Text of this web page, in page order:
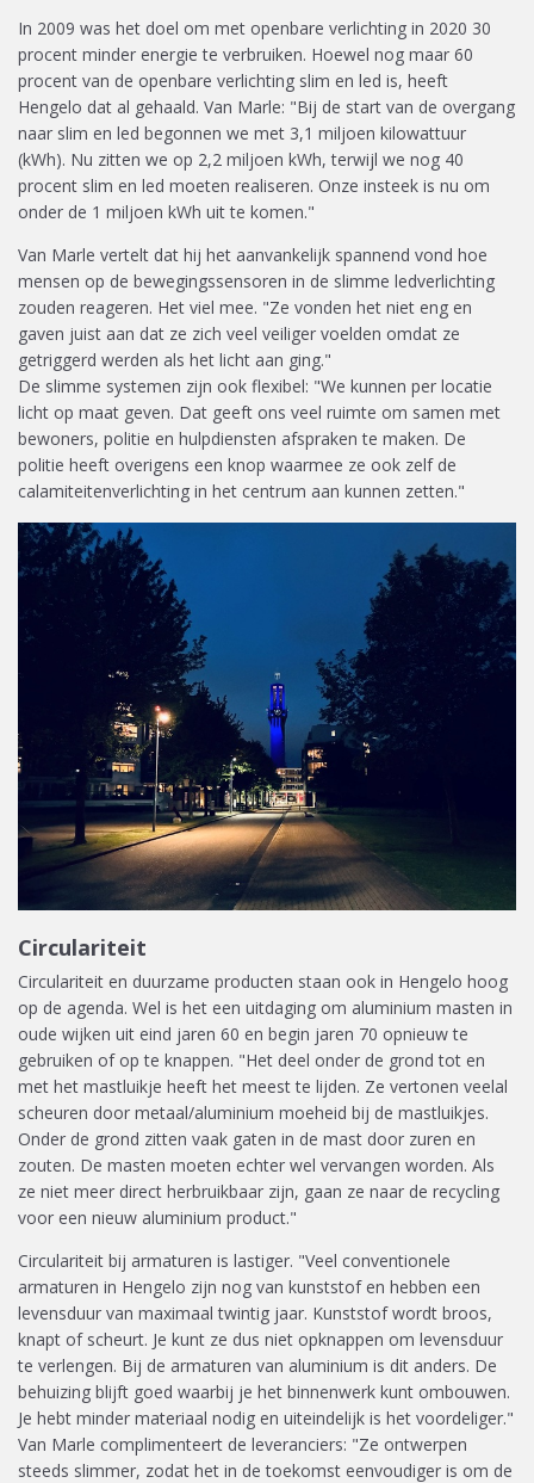
In 2009 was het doel om met openbare verlichting in 2020 30
procent minder energie te verbruiken. Hoewel nog maar 60
procent van de openbare verlichting slim en led is, heeft
Hengelo dat al gehaald. Van Marle: "Bij de start van de overgang
naar slim en led begonnen we met 3,1 miljoen kilowattuur
(kWh). Nu zitten we op 2,2 miljoen kWh, terwijl we nog 40
procent slim en led moeten realiseren. Onze insteek is nu om
onder de 1 miljoen kWh uit te komen."
Van Marle vertelt dat hij het aanvankelijk spannend vond hoe
mensen op de bewegingssensoren in de slimme ledverlichting
zouden reageren. Het viel mee. "Ze vonden het niet eng en
gaven juist aan dat ze zich veel veiliger voelden omdat ze
getriggerd werden als het licht aan ging."
De slimme systemen zijn ook flexibel: "We kunnen per locatie
licht op maat geven. Dat geeft ons veel ruimte om samen met
bewoners, politie en hulpdiensten afspraken te maken. De
politie heeft overigens een knop waarmee ze ook zelf de
calamiteitenverlichting in het centrum aan kunnen zetten."
Circulariteit
Circulariteit en duurzame producten staan ook in Hengelo hoog
op de agenda. Wel is het een uitdaging om aluminium masten in
oude wijken uit eind jaren 60 en begin jaren 70 opnieuw te
gebruiken of op te knappen. "Het deel onder de grond tot en
met het mastluikje heeft het meest te lijden. Ze vertonen veelal
scheuren door metaal/aluminium moeheid bij de mastluikjes.
Onder de grond zitten vaak gaten in de mast door zuren en
zouten. De masten moeten echter wel vervangen worden. Als
ze niet meer direct herbruikbaar zijn, gaan ze naar de recycling
voor een nieuw aluminium product."
Circulariteit bij armaturen is lastiger. "Veel conventionele
armaturen in Hengelo zijn nog van kunststof en hebben een
levensduur van maximaal twintig jaar. Kunststof wordt broos,
knapt of scheurt. Je kunt ze dus niet opknappen om levensduur
te verlengen. Bij de armaturen van aluminium is dit anders. De
behuizing blijft goed waarbij je het binnenwerk kunt ombouwen.
Je hebt minder materiaal nodig en uiteindelijk is het voordeliger."
Van Marle complimenteert de leveranciers: "Ze ontwerpen
steeds slimmer, zodat het in de toekomst eenvoudiger is om de